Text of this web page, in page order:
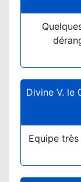
Divine V. le
Equipe